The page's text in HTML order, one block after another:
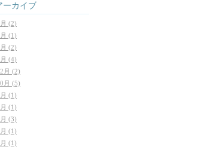
ーカイブ
(2)
(1)
(2)
(4)
月 (2)
月 (5)
(1)
(1)
(3)
(1)
(1)